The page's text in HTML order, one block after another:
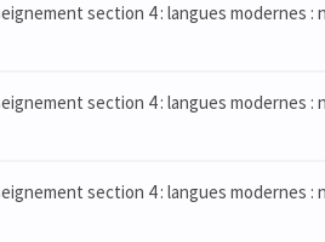
section 4 : langues modernes :
section 4 : langues modernes :
section 4 : langues modernes :